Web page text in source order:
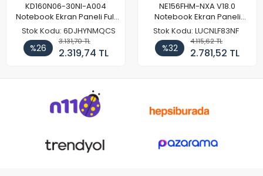
KD160N06-30NI-A004
Notebook Ekran Paneli Full
HD
Stok Kodu: 6DJHYNMQCS
%26
3.131,70 TL
2.319,74 TL
NE156FHM-NXA V18.0
Notebook Ekran Paneli
144Hz
Stok Kodu: LUCNLF83NF
%32
4.115,62 TL
2.781,52 TL